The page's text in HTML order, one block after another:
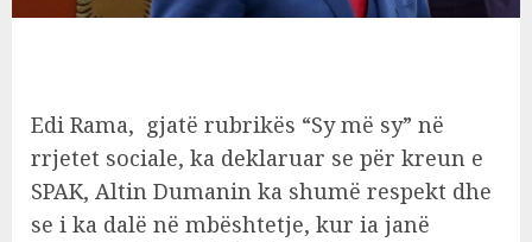
Edi Rama, gjatë rubrikës “Sy më sy” në
rrjetet sociale, ka deklaruar se për kreun e
SPAK, Altin Dumanin ka shumë respekt dhe
se i ka dalë në mbështetje, kur ia janë